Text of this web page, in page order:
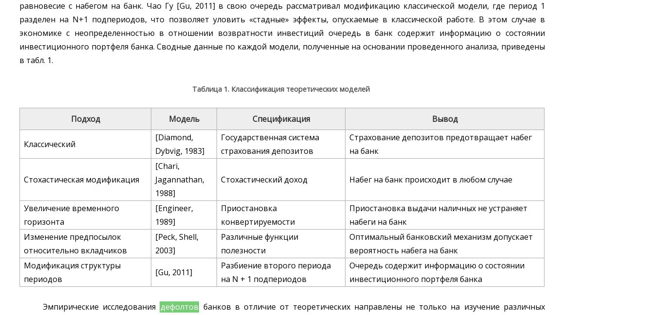
равновесие с набегом на банк. Чао Гу [Gu, 2011] в свою очередь рассматривал модификацию классической модели, где период 1
разделен на N+1 подпериодов, что позволяет уловить «стадные» эффекты, опускаемые в классической работе. В этом случае в
экономике с неопределенностью в отношении возвратности инвестиций очередь в банк содержит информацию о состоянии
инвестиционного портфеля банка. Сводные данные по каждой модели, полученные на основании проведенного анализа, приведены
в табл. 1.
Таблица 1. Классификация теоретических моделей
Подход Модель Спецификация Вывод
Классический
[Diamond,
Dybvig, 1983]
Государственная система
страхования депозитов
Страхование депозитов предотвращает набег
на банк
Стохастическая модификация
[Chari,
Jagannathan,
1988]
Стохастический доход Набег на банк происходит в любом случае
Увеличение временного
горизонта
[Engineer,
1989]
Приостановка
конвертируемости
Приостановка выдачи наличных не устраняет
набеги на банк
Изменение предпосылок
относительно вкладчиков
[Peck, Shell,
2003]
Различные функции
полезности
Оптимальный банковский механизм допускает
вероятность набега на банк
Модификация структуры
периодов
[Gu, 2011]
Разбиение второго периода
на N + 1 подпериодов
Очередь содержит информацию о состоянии
инвестиционного портфеля банка
Эмпирические исследования дефолтов банков в отличие от теоретических направлены не только на изучение различных